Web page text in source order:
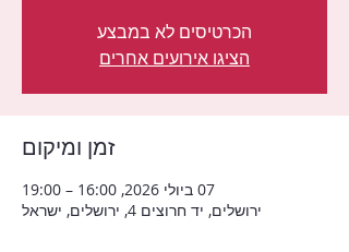
הכרטיסים לא במבצע
הציגו אירועים אחרים
זמן ומיקום
07 ביולי 2026, 16:00 – 19:00
ירושלים, יד חרוצים 4, ירושלים, ישראל